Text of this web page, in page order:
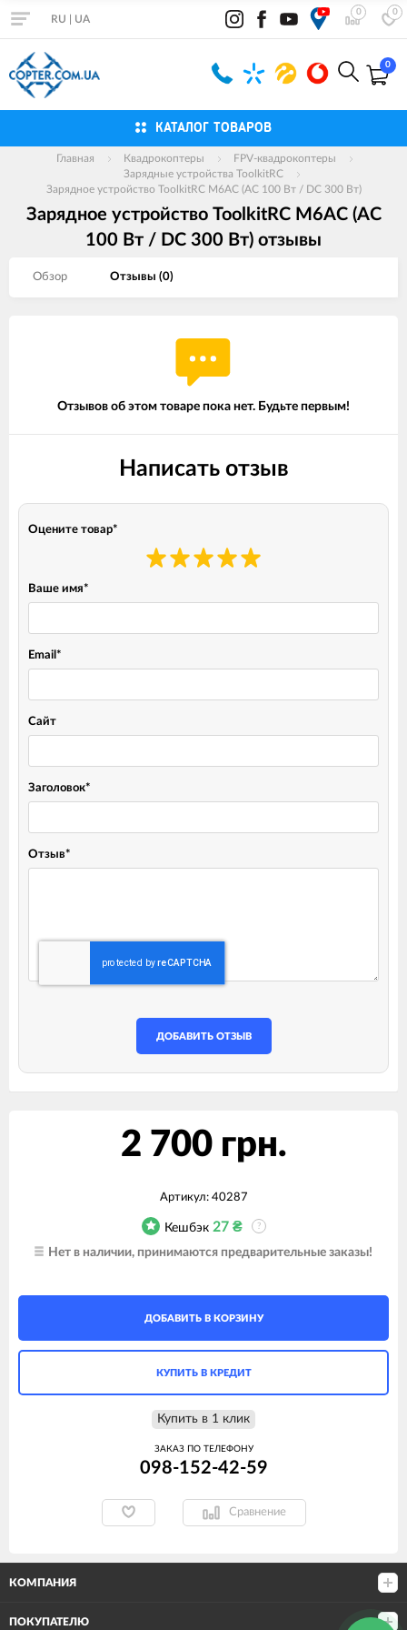
0 0
RU UA
0
КАТАЛОГ ТОВАРОВ
Главная Квадрокоптеры
FPV-квадрокоптеры
Зарядные устройства ToolkitRC
Зарядное устройство ToolkitRC M6AC (AC 100 Вт / DC 300 Вт)
Зарядное устройство ToolkitRC M6AC (AC
100 Вт / DC 300 Вт) отзывы
Обзор Отзывы (0)
Отзывов об этом товаре пока нет. Будьте первым!
Написать отзыв
Оцените товар*
Ваше имя*
Email *
Сайт
Заголовок*
Отзыв*
ДОБАВИТЬ ОТЗЫВ
2 700 грн.
Артикул: 40287
Кешбэк 27₴ ?
Нет в наличии, принимаются предварительные заказы!
ДОБАВИТЬ В КОРЗИНУ
КУПИТЬ В КРЕДИТ
Купить в 1 клик
ЗАКАЗ ПО ТЕЛЕФОНУ
098-152-42-59
Сравнение
КОМПАНИЯ
ПОКУПАТЕЛЮ